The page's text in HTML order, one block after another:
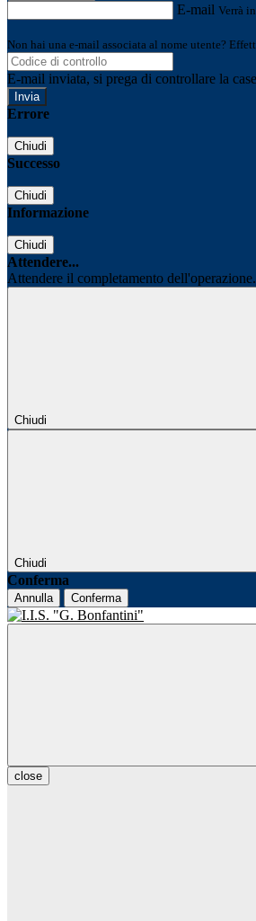
E-mail Verrà
Non hai una e-mail associata al nome utente?
E-mail inviata, si prega di controllare la
Errore
Chiudi
Successo
Chiudi
Informazione
Chiudi
Attendere...
Attendere il completamento
Chiudi
Chiudi
Conferma
Annulla Conferma
close